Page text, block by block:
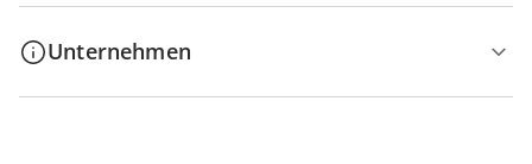
Unternehmen